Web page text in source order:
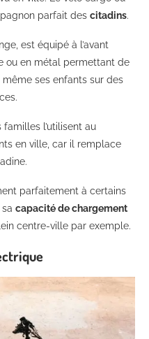
parfait des citadins.
est équipé à l’avant
ou en métal permettant de
ses enfants sur des
familles l’utilisent au
en ville, car il remplace
parfaitement à certains
capacité de chargement
centre-ville par exemple.